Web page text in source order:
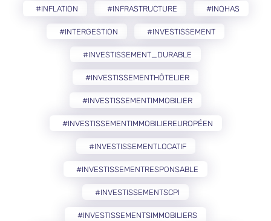
#INFLATION #INFRASTRUCTURE #INQHAS
#INTERGESTION #INVESTISSEMENT
#INVESTISSEMENT_DURABLE
#INVESTISSEMENTHÔTELIER
#INVESTISSEMENTIMMOBILIER
#INVESTISSEMENTIMMOBILIEREUROPÉEN
#INVESTISSEMENTLOCATIF
#INVESTISSEMENTRESPONSABLE
#INVESTISSEMENTSCPI
#INVESTISSEMENTSIMMOBILIERS